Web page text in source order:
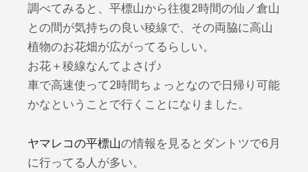
調べてみると、平標山から往復2時間の仙ノ倉山
との間が気持ちの良い稜線で、その両脇に高山
植物のお花畑が広がってるらしい。
お花＋稜線なんてよさげ♪
車で高速使って2時間ちょっとなので日帰り可能
かなということで行くことになりました。
ヤマレコの平標山の情報を見るとダントツで6月
に行ってる人が多い。